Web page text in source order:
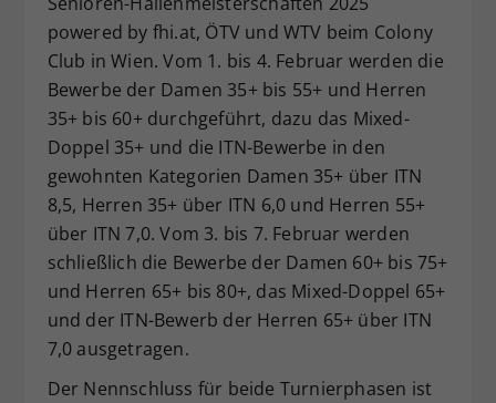
powered by fhi.at, ÖTV und WTV beim Colony
Club in Wien. Vom 1. bis 4. Februar werden die
Bewerbe der Damen 35+ bis 55+ und Herren
35+ bis 60+ durchgeführt, dazu das Mixed-
Doppel 35+ und die ITN-Bewerbe in den
gewohnten Kategorien Damen 35+ über ITN
8,5, Herren 35+ über ITN 6,0 und Herren 55+
über ITN 7,0. Vom 3. bis 7. Februar werden
schließlich die Bewerbe der Damen 60+ bis 75+
und Herren 65+ bis 80+, das Mixed-Doppel 65+
und der ITN-Bewerb der Herren 65+ über ITN
7,0 ausgetragen.
Der Nennschluss für beide Turnierphasen ist
Zweck
Dieser Wert speichert Ihre Consent-
Einstellungen. Unter anderem eine
historische Speicherung Ihrer
vorgenommen Einstellungen, falls der
Webseiten-Betreiber dies eingestellt
hat.